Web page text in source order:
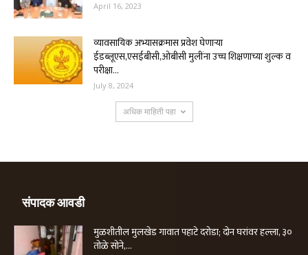
April 16, 2023
व्यावसायिक अभ्यासक्रमास प्रवेश घेणाऱ्या
ईडब्लूएस,एसईबीसी,ओबीसी मुलींना उच्च शिक्षणाच्या शुल्क व
परीक्षा...
July 8, 2024
अधिक माहिती पहा
संपादक आवडी
मुळशीतील मुलखेड गावात पहाटे दरोडा; दोन घरांवर हल्ला, ३०
तोळे सोने,...